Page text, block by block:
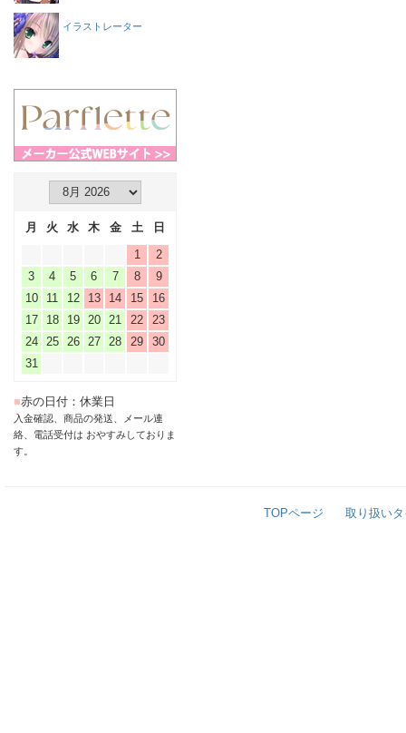
イラストレーター
月 火 水 木 金 土
日
1
2
3
4 5 6 7 8
9
10
11 12 13 14 15
16
17
18 19 20 21 22
23
24
25 26 27 28 29
30
31
■赤の日付：休業日
入金確認、商品の発送、メール連
絡、電話受付は おやすみしておりま
す。
TOPページ 取り扱い